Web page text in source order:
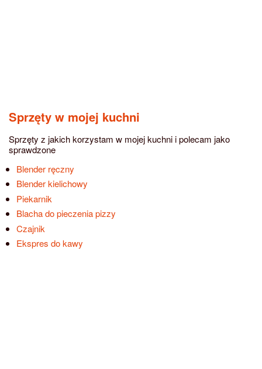
Sprzęty w mojej kuchni
Sprzęty z jakich korzystam w mojej kuchni i polecam jako
sprawdzone
Blender ręczny
Blender kielichowy
Piekarnik
Blacha do pieczenia pizzy
Czajnik
Ekspres do kawy